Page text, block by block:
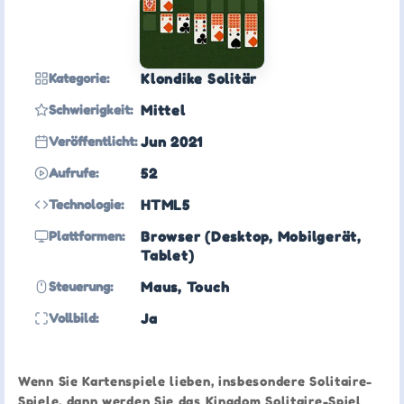
Kategorie: Klondike Solitär
Schwierigkeit: Mittel
Veröffentlicht: Jun 2021
Aufrufe: 52
Technologie: HTML5
Plattformen:
Browser (Desktop, Mobilgerät,
Tablet)
Steuerung: Maus, Touch
Vollbild: Ja
Wenn Sie Kartenspiele lieben, insbesondere Solitaire-
Spiele, dann werden Sie das Kingdom Solitaire-Spiel